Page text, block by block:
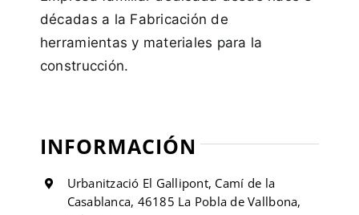
décadas a la Fabricación de
herramientas y materiales para la
construcción.
INFORMACIÓN
Urbanització El Gallipont, Camí de la
Casablanca, 46185 La Pobla de Vallbona,